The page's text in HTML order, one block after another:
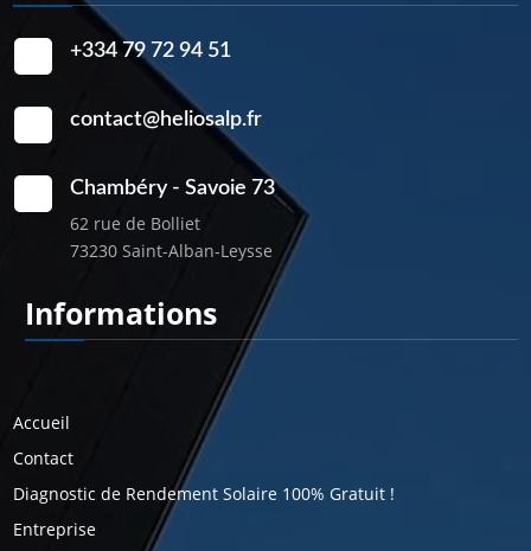
+334 79 72 94 51
contact@heliosalp.fr
Chambéry - Savoie 73
62 rue de Bolliet
73230 Saint-Alban-Leysse
Informations
Accueil
Contact
Diagnostic de Rendement Solaire 100% Gratuit !
Entreprise